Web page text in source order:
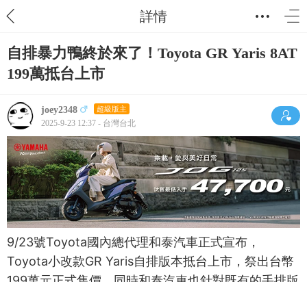
詳情
自排暴力鴨終於來了！Toyota GR Yaris 8AT
199萬抵台上市
joey2348 超級版主
2025-9-23 12:37 - 台灣台北
9/23號Toyota國內總代理和泰汽車正式宣布，
Toyota小改款GR Yaris自排版本抵台上市，祭出台幣